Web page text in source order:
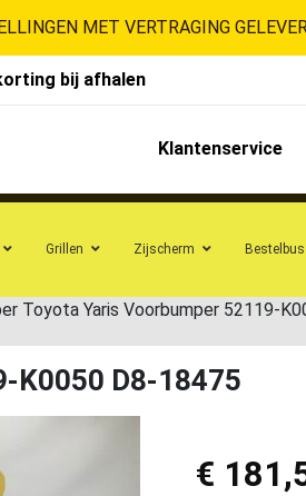
MET VERTRAGING
bij afhalen
Klantenservice
Grillen Zijscherm Bestelbus
Toyota Yaris Voorbumper 52119-
K0050 D8-18475
€